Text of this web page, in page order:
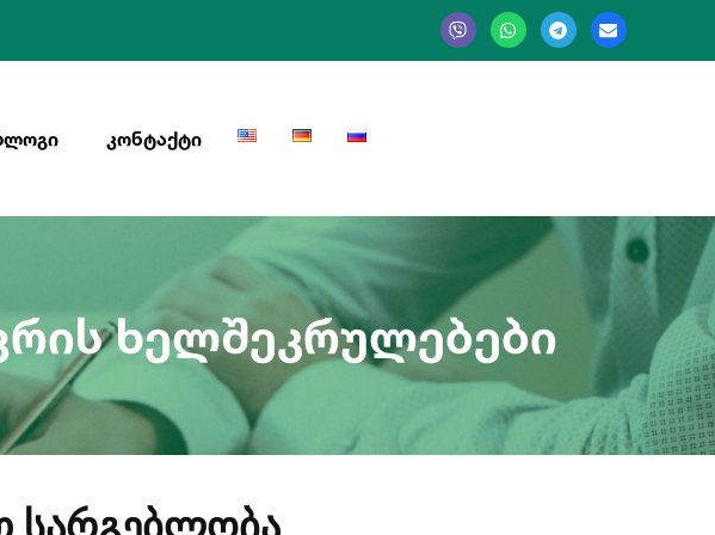
ᲙᲝᲜᲢᲐᲥᲢᲘ
ᲮᲔᲚᲨᲔᲙᲠᲣᲚᲔᲑᲔᲑᲘ